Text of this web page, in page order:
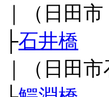
｜（日田
├石井橋
｜（日田市